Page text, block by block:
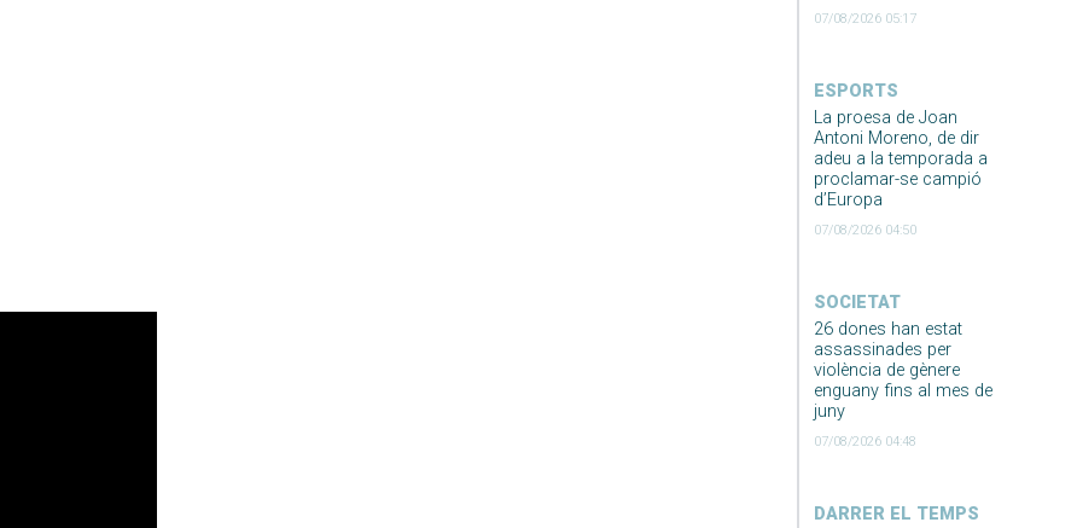
07/08/2026 05:17
ESPORTS
La proesa de Joan
Antoni Moreno, de dir
adeu a la temporada a
proclamar-se campió
d’Europa
07/08/2026 04:50
SOCIETAT
26 dones han estat
assassinades per
violència de gènere
enguany fins al mes de
juny
07/08/2026 04:48
DARRER EL TEMPS